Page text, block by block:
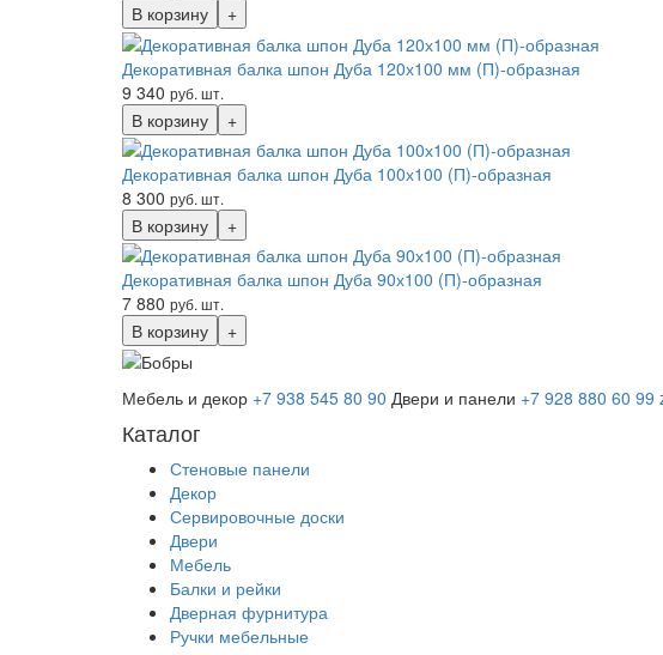
В корзину +
Декоративная балка шпон Дуба 120х100 мм (П)-образная
9 340 руб. шт.
В корзину +
Декоративная балка шпон Дуба 100х100 (П)-образная
8 300 руб. шт.
В корзину +
Декоративная балка шпон Дуба 90х100 (П)-образная
7 880 руб. шт.
В корзину +
Мебель и декор +7 938 545 80 90 Двери и панели +7 928 880 60 99
Каталог
Стеновые панели
Декор
Сервировочные доски
Двери
Мебель
Балки и рейки
Дверная фурнитура
Ручки мебельные